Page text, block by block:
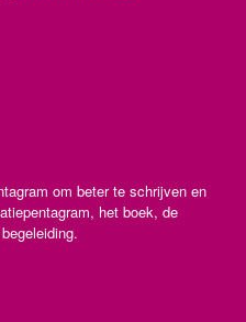
om beter te schrijven en
het boek, de